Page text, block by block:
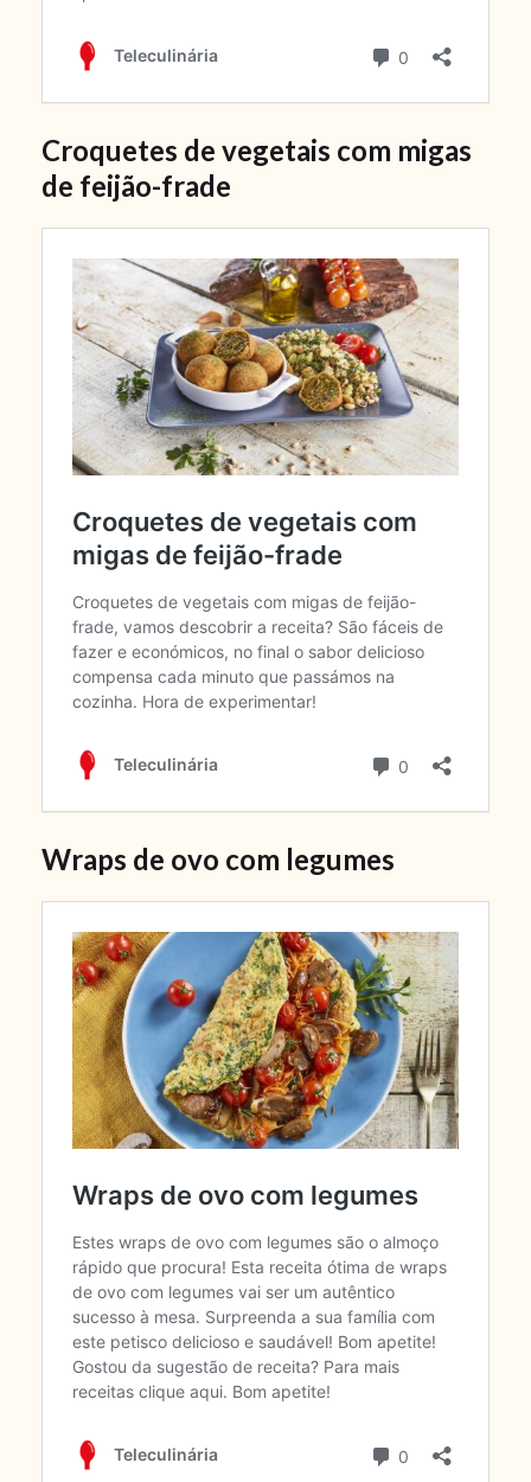
Croquetes de vegetais com migas
de feijão-frade
Wraps de ovo com legumes